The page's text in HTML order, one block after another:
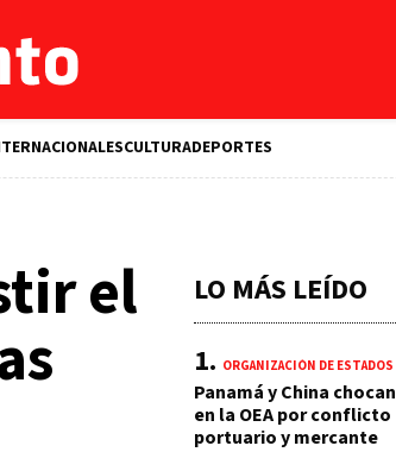
CULTURADEPORTES
el LO MÁS LEÍDO
Panamá y China chocan
en la OEA por conflicto
portuario y mercante